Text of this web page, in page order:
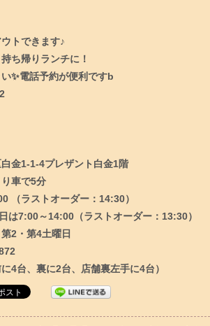
トできます♪
ち帰りランチに！
✨電話予約が便利ですb
金1-1-4プレザント白金1階
車で5分
（ラストオーダー：14:30）
は7:00～14:00（ラストオーダー：13:30）
2・第4土曜日
4台、裏に2台、店舗裏左手に4台）